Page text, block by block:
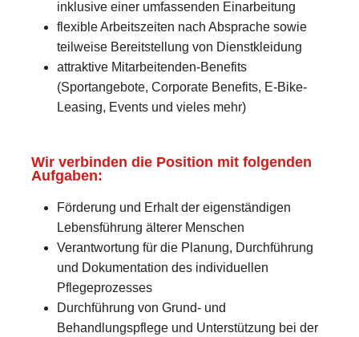
inklusive einer umfassenden Einarbeitung
flexible Arbeitszeiten nach Absprache sowie
teilweise Bereitstellung von Dienstkleidung
attraktive Mitarbeitenden-Benefits
(Sportangebote, Corporate Benefits, E-Bike-
Leasing, Events und vieles mehr)
Wir verbinden die Position mit folgenden
Aufgaben:
Förderung und Erhalt der eigenständigen
Lebensführung älterer Menschen
Verantwortung für die Planung, Durchführung
und Dokumentation des individuellen
Pflegeprozesses
Durchführung von Grund- und
Behandlungspflege und Unterstützung bei der